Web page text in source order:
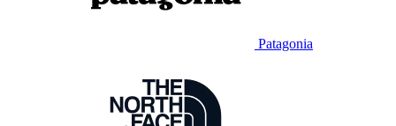
Patagonia